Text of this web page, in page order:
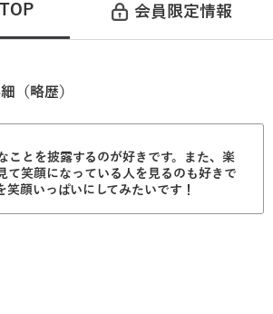
会員限定情報
（略歴）
ことを披露するのが好きです。また、楽
て笑顔になっている人を見るのも好きで
笑顔いっぱいにしてみたいです！